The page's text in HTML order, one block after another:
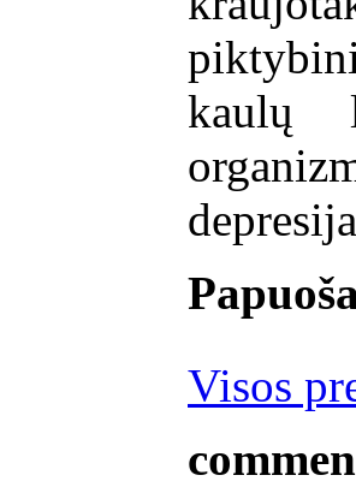
kaulų
Visos